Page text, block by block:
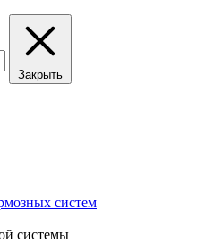
Закрыть
систем
системы